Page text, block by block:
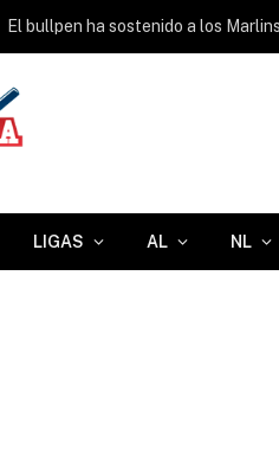
LIGAS AL NL